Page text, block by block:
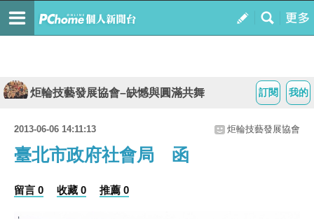
我的
訂閱
炬輪技藝發展協會–缺憾與圓滿共舞
2013-06-06 14:11:13 炬輪技藝發展協會
臺北市政府社會局 函
留言 0 收藏 0 推薦 0